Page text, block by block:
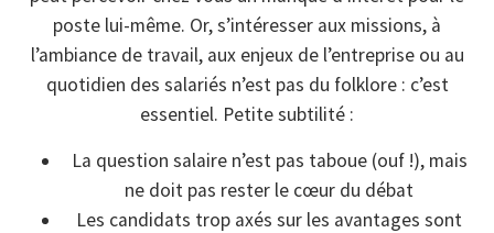
poste lui-même. Or, s’intéresser aux missions, à
l’ambiance de travail, aux enjeux de l’entreprise ou au
quotidien des salariés n’est pas du folklore : c’est
essentiel. Petite subtilité :
La question salaire n’est pas taboue (ouf !), mais
ne doit pas rester le cœur du débat
Les candidats trop axés sur les avantages sont